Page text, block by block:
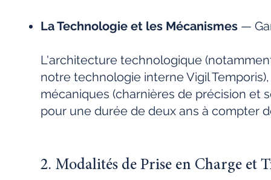
La Technologie et les Mécanismes —
L'architecture technologique
notre technologie interne Vigil
mécaniques (charnières de précision
pour une durée de deux ans à compter
2. Modalités de Prise en Charge et